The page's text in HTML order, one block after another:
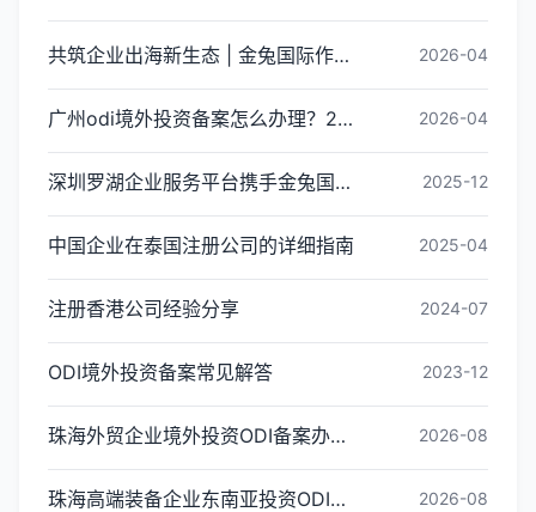
共筑企业出海新生态 | 金兔国际作为代表单位亮相宝安区出海服务中心揭牌仪式 2026-04
广州odi境外投资备案怎么办理？2026年最新流程详解 2026-04
深圳罗湖企业服务平台携手金兔国际ODI备案专家,共建跨境出海全链条服务新生态 2025-12
中国企业在泰国注册公司的详细指南 2025-04
注册香港公司经验分享 2024-07
ODI境外投资备案常见解答 2023-12
珠海外贸企业境外投资ODI备案办理条件与流程 2026-08
珠海高端装备企业东南亚投资ODI备案办理全指引 2026-08